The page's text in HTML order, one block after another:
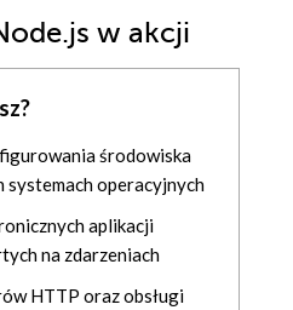
w akcji
środowiska
systemach operacyjnych
aplikacji
na zdarzeniach
HTTP oraz obsługi